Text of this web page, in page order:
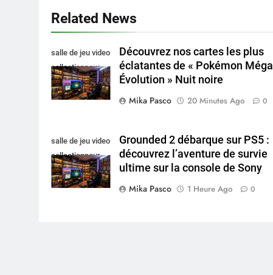
Related News
salle de jeu video
collectionneur
Découvrez nos cartes les plus
éclatantes de « Pokémon Méga
Évolution » Nuit noire
Mika Pasco
20 Minutes Ago 0
salle de jeu video
collectionneur
Grounded 2 débarque sur PS5 :
découvrez l’aventure de survie
ultime sur la console de Sony
Mika Pasco
1 Heure Ago 0